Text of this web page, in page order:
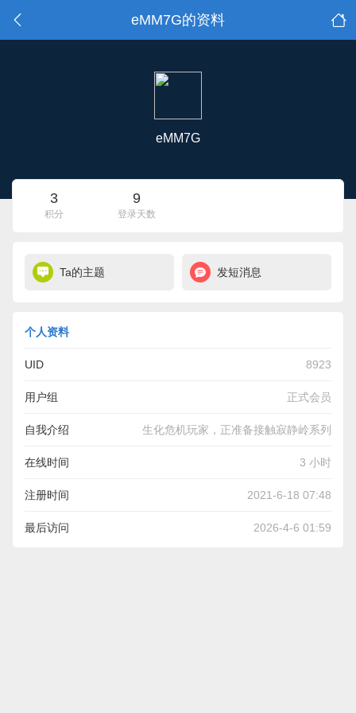
eMM7G的资料
eMM7G
3
积分
9
登录天数
Ta的主题 发短消息
个人资料
UID 8923
用户组 正式会员
自我介绍 生化危机玩家，正准备接触寂静岭系列
在线时间 3 小时
注册时间 2021-6-18 07:48
最后访问 2026-4-6 01:59